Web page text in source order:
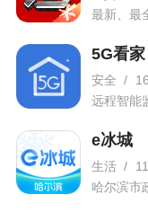
2.其它错误修
1.修复了上一
1.可以方便的
最新、最
5G看家
安全 /
远程智能
e冰城
生活 /
哈尔滨市